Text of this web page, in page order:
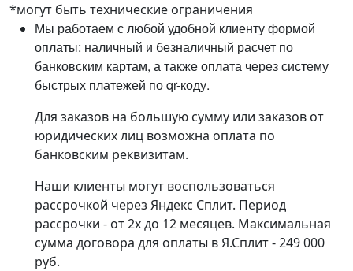
*могут быть технические ограничения
Мы работаем с любой удобной клиенту формой
оплаты: наличный и безналичный расчет по
банковским картам, а также оплата через систему
быстрых платежей по qr-коду.
Для заказов на большую сумму или заказов от
юридических лиц возможна оплата по
банковским реквизитам.
Наши клиенты могут воспользоваться
рассрочкой через Яндекс Сплит. Период
рассрочки - от 2х до 12 месяцев. Максимальная
сумма договора для оплаты в Я.Сплит - 249 000
руб.